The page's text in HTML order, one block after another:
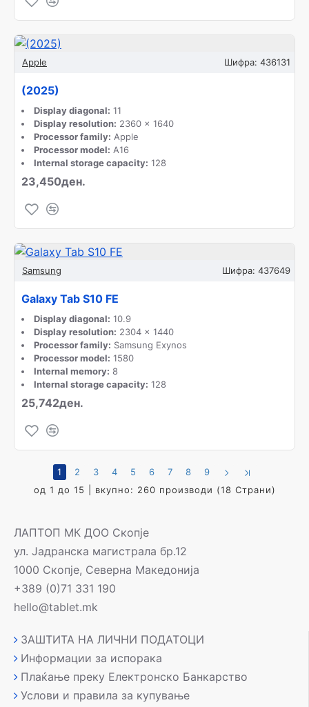
Apple Шифра: 436131
(2025)
Display diagonal: 11
Display resolution: 2360 x 1640
Processor family: Apple
Processor model: A16
Internal storage capacity: 128
23,450ден.
Samsung Шифра: 437649
Galaxy Tab S10 FE
Display diagonal: 10.9
Display resolution: 2304 x 1440
Processor family: Samsung Exynos
Processor model: 1580
Internal memory: 8
Internal storage capacity: 128
25,742ден.
1 2 3 4 5 6 7 8
9
од 1 до 15 | вкупно: 260 производи (18 Страни)
ЛАПТОП МК ДОО Скопје
ул. Јадранска магистрала бр.12
1000 Скопје, Северна Македонија
+389 (0)71 331 190
hello@tablet.mk
ЗАШТИТА НА ЛИЧНИ ПОДАТОЦИ
Информации за испорака
Плаќање преку Електронско Банкарство
Услови и правила за купување